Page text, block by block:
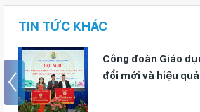
TIN TỨC KHÁC
Công đoàn Giáo
đổi mới và hiệu quả